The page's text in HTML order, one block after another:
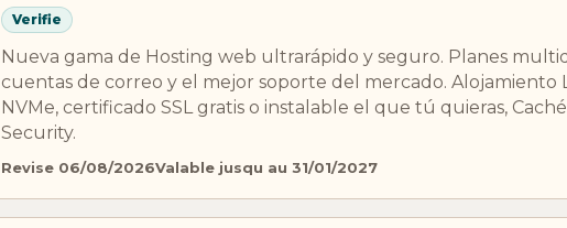
Verifie
Nueva gama de Hosting web ultrarápido y seguro. Planes
cuentas de correo y el mejor soporte del mercado. Alojamiento
NVMe, certificado SSL gratis o instalable el que tú quieras,
Security.
Revise 06/08/2026Valable jusqu au 31/01/2027